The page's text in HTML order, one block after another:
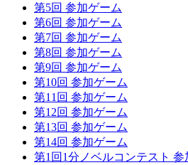
第5回 参加ゲーム
第6回 参加ゲーム
第7回 参加ゲーム
第8回 参加ゲーム
第9回 参加ゲーム
第10回 参加ゲーム
第11回 参加ゲーム
第12回 参加ゲーム
第13回 参加ゲーム
第14回 参加ゲーム
第1回1分ノベルコンテスト 参